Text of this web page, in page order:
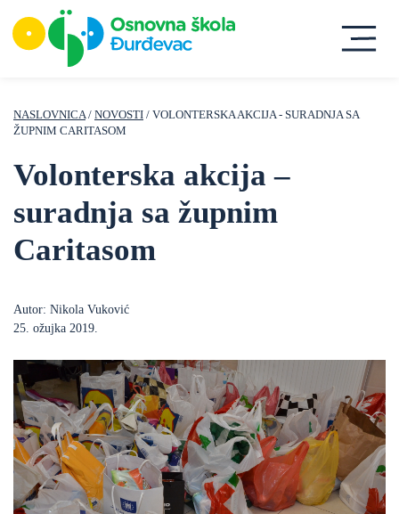
NASLOVNICA/ NOVOSTI / VOLONTERSKA AKCIJA - SURADNJA SA
ŽUPNIM CARITASOM
Volonterska akcija –
suradnja sa župnim
Caritasom
Autor: Nikola Vuković
25. ožujka 2019.